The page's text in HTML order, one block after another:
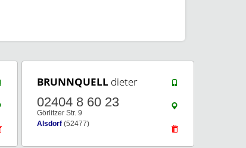
BRUNNQUELL dieter
02404 8 60 23
Görlitzer Str. 9
Alsdorf (52477)